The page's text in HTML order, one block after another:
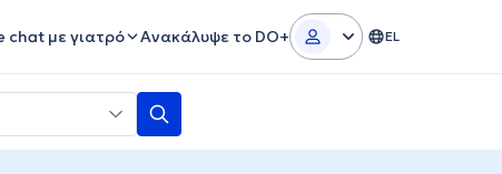
chat με γιατρό Ανακάλυψε το DO+ EL